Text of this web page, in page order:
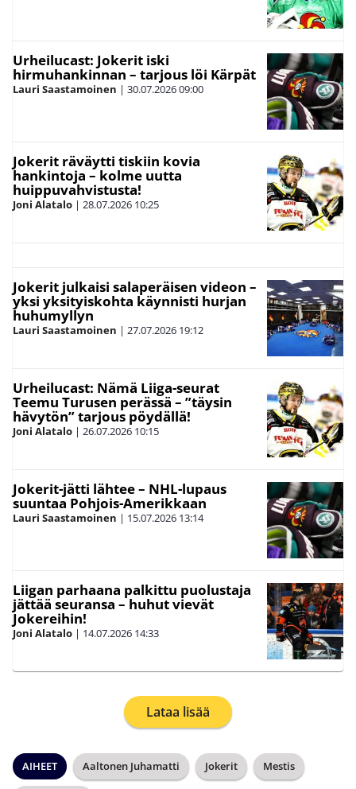
Urheilucast: Jokerit iski
hirmuhankinnan – tarjous löi Kärpät
Lauri Saastamoinen | 30.07.202609:00
Jokerit räväytti tiskiin kovia
hankintoja – kolme uutta
huippuvahvistusta!
Joni Alatalo | 28.07.2026 10:25
Jokerit julkaisi salaperäisen videon –
yksi yksityiskohta käynnisti hurjan
huhumyllyn
Lauri Saastamoinen | 27.07.2026 19:12
Urheilucast: Nämä Liiga-seurat
Teemu Turusen perässä – ”täysin
hävytön” tarjous pöydällä!
Joni Alatalo | 26.07.2026 10:15
Jokerit-jätti lähtee – NHL-lupaus
suuntaa Pohjois-Amerikkaan
Lauri Saastamoinen | 15.07.2026 13:14
Liigan parhaana palkittu puolustaja
jättää seuransa – huhut vievät
Jokereihin!
Joni Alatalo | 14.07.2026 14:33
Lataa lisää
AIHEET Aaltonen Juhamatti Jokerit Mestis